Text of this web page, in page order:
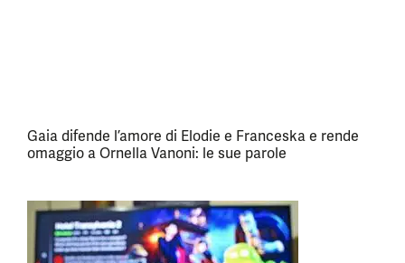
Gaia difende l’amore di Elodie e Franceska e rende
omaggio a Ornella Vanoni: le sue parole